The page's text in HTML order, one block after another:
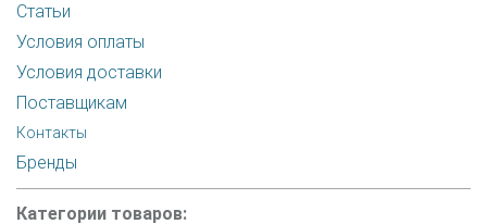
Статьи
Условия оплаты
Условия доставки
Поставщикам
Контакты
Бренды
Категории товаров: